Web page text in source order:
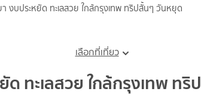
งบประหยัด ทะเลสวย ใกล้กรุงเทพ ทริปสั้นๆ วันหยุด
เลือกที่เที่ยว
ด ทะเลสวย ใกล้กรุงเทพ ทริป